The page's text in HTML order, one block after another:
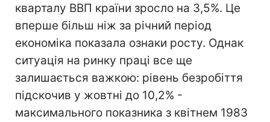
кварталу ВВП країни зросло на 3,5%. Це
вперше більш ніж за річний період
економіка показала ознаки росту. Однак
ситуація на ринку праці все ще
залишається важкою: рівень безробіття
підскочив у жовтні до 10,2% -
максимального показника з квітнем 1983